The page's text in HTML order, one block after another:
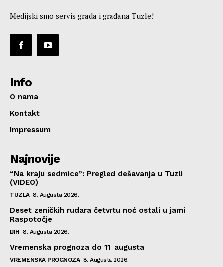
Medijski smo servis grada i građana Tuzle!
Info
O nama
Kontakt
Impressum
Najnovije
“Na kraju sedmice”: Pregled dešavanja u Tuzli
(VIDEO)
TUZLA 8. Augusta 2026.
Deset zeničkih rudara četvrtu noć ostali u jami
Raspotočje
BIH 8. Augusta 2026.
Vremenska prognoza do 11. augusta
VREMENSKA PROGNOZA 8. Augusta 2026.